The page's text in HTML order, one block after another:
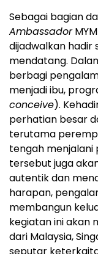
Sebagai bagian
Ambassador
dijadwalkan hadir
mendatang.
berbagi
menjadi ibu,
conceive).
perhatian besar
terutama
tengah menjalani
tersebut juga
autentik dan
harapan,
membangun
kegiatan ini akan
dari Malaysia,
seputar